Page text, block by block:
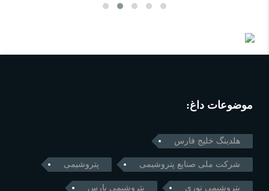
موضوعات داغ:
هلدینگ خلیج فارس
شرکت ملی صنایع پتروشیمی پتروشیمی
پتروشیمی نوری پتروشیمی پارس